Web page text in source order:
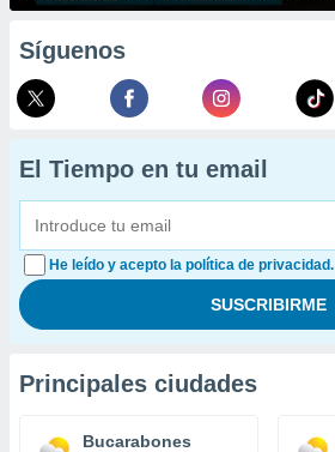
Síguenos
El Tiempo en tu email
He leído y acepto la política de privacidad.
Principales ciudades
Bucarabones